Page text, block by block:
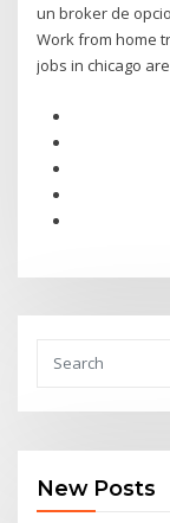
un broker de
Work from home
jobs in chicago
New Posts